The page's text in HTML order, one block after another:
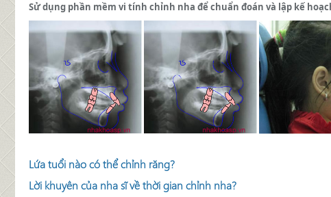
Sử dụng phần mềm vi tính chỉnh nha để chuẩn đoán và lập kế
Lứa tuổi nào có thể chỉnh răng?
Lời khuyên của nha sĩ về thời gian chỉnh nha?